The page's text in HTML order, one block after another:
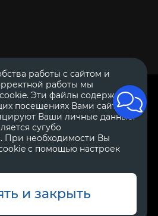
— автосалон. Все права защищены.
то, что данный Интернет-сайт
характер и ни при
публичной офертой, определяемой
Кодекса Российской
подробной информации о
Авто. Для получения
обслуживании и ремонте
дополнительном оборудовании,
к специалистам автосалонов
работы с сайтом и
работы мы
Эти файлы содержат
посещениях Вами сайта.
Ваши личные данные.
сугубо
При необходимости Вы
с помощью настроек
и закрыть